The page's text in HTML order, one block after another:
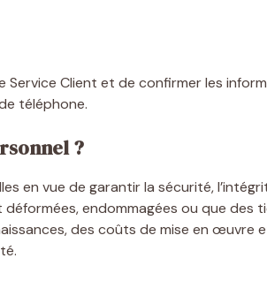
Client et de confirmer les
téléphone.
?
en vue de garantir la sécurité,
endommagées ou que des
des coûts de mise en œuvre